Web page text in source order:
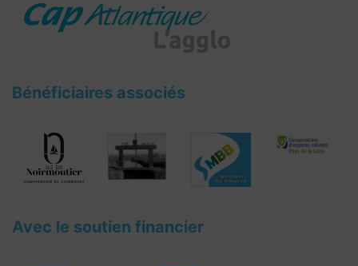
Bénéficiaires associés
Avec le soutien financier